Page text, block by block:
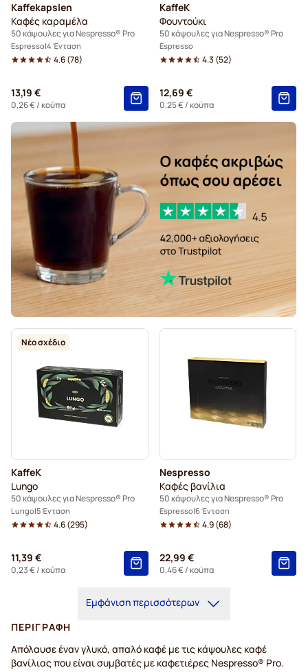
Kaffekapslen για Nespresso® Professional
Kaffekapslen
Καφές καραμέλα
50 κάψουλες για Nespresso® Pro
Espresso 4 Ένταση
4.6(78)
13,19 €
0,26 €/ κούπα
KaffeK
Φουντούκι
50 κάψουλες για Nespresso® Pro
Espresso
4.3 (52)
12,69 €
0,25 €/ κούπα
Νέο σχέδιο
KaffeK
Lungo
50 κάψουλες για Nespresso® Pro
Lungo 5 Ένταση
4.6(295)
11,39 €
0,23 €/ κούπα
Nespresso
Καφές βανίλια
50 κάψουλες για Nespresso® Pro
Espresso 6 Ένταση
4.9(68)
22,99 €
0,46 €/ κούπα
Εμφάνιση περισσότερων
ΠΕΡΙΓΡΑΦΉ
Απόλαυσε έναν γλυκό, απαλό καφέ με τις κάψουλες καφέ
βανίλιας που είναι συμβατές με καφετιέρες Nespresso® Pro.